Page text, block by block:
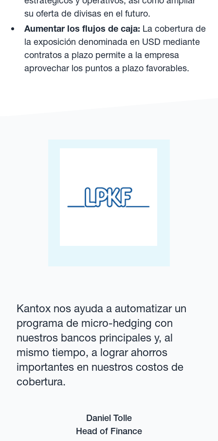
su oferta de divisas en el futuro.
Aumentar los flujos de caja: La cobertura de
la exposición denominada en USD mediante
contratos a plazo permite a la empresa
aprovechar los puntos a plazo favorables.
Kantox nos ayuda a automatizar un
programa de micro-hedging con
nuestros bancos principales y, al
mismo tiempo, a lograr ahorros
importantes en nuestros costos de
cobertura.
Daniel Tolle
Head of Finance